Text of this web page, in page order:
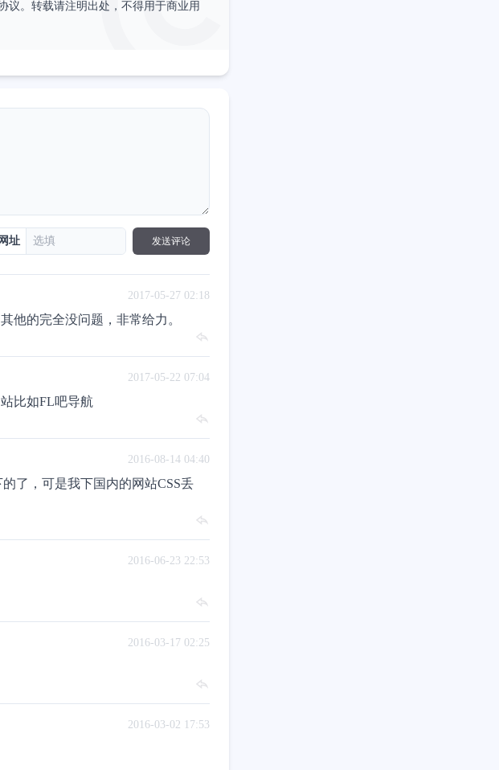
议。转载请注明出处，不得用于商业用
网址 发送评论
2017-05-27 02:18
他的完全没问题，非常给力。
2017-05-22 07:04
比如FL吧导航
2016-08-14 04:40
了，可是我下国内的网站CSS丢
2016-06-23 22:53
2016-03-17 02:25
2016-03-02 17:53